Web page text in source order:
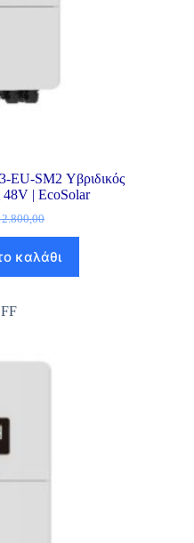
EU-SM2 Υβριδικός
48V | EcoSolar
2.800,00
καλάθι